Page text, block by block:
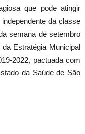
que pode atingir
da classe
semana de setembro
Estratégia Municipal
2022, pactuada com
da Saúde de São